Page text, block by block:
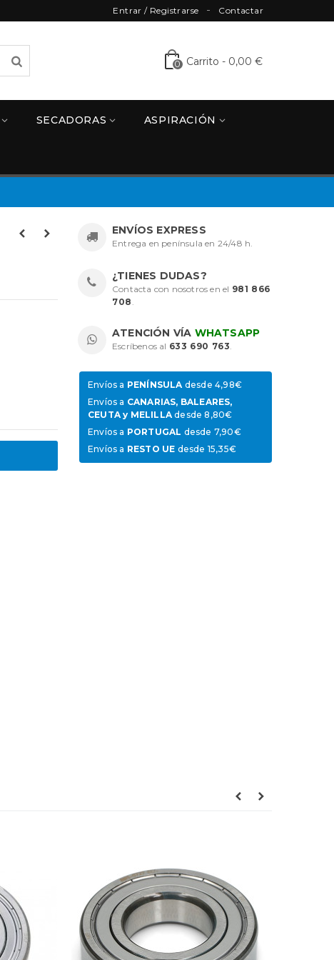
Contactar
Entrar / Registrarse
0 Carrito - 0,00 €
SECADORAS ASPIRACIÓN
ENVÍOS EXPRESS
Entrega en península en 24/48 h.
¿TIENES DUDAS?
Contacta con nosotros en el 981 866
708 .
ATENCIÓN VÍA WHATSAPP
Escríbenos al 633 690 763.
Envíos a PENÍNSULAdesde 4,98€
Envíos a CANARIAS, BALEARES,
CEUTA y MELILLAdesde 8,80€
Envíos a PORTUGAL desde 7,90€
Envíos a RESTO UE desde 15,35€